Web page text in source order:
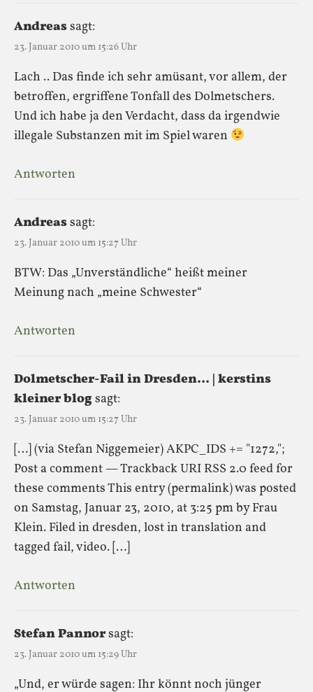
Andreassagt:
23. Januar 2010 um 15:26 Uhr
Lach .. Das finde ich sehr amüsant, vor allem, der
betroffen, ergriffene Tonfall des Dolmetschers.
Und ich habe ja den Verdacht, dass da irgendwie
illegale Substanzen mit im Spiel waren
Antworten
Andreassagt:
23. Januar 2010 um 15:27 Uhr
BTW: Das „Unverständliche“ heißt meiner
Meinung nach „meine Schwester“
Antworten
Dolmetscher-Fail in Dresden… | kerstins
kleiner blogsagt:
23. Januar 2010 um 15:27 Uhr
[…] (via Stefan Niggemeier) AKPC_IDS += "1272,";
Post a comment — Trackback URI RSS 2.0 feed for
these comments This entry (permalink) was posted
on Samstag, Januar 23, 2010, at 3:25 pm by Frau
Klein. Filed in dresden, lost in translation and
tagged fail, video. […]
Antworten
Stefan Pannorsagt:
23. Januar 2010 um 15:29 Uhr
„Und, er würde sagen: Ihr könnt noch jünger